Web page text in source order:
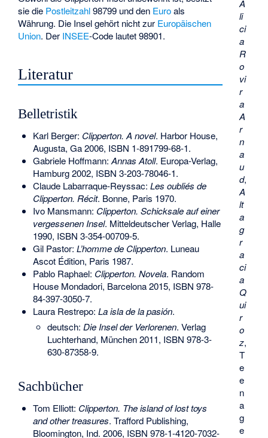
A
li
ci
a
R
o
vi
r
a
A
r
n
a
u
d,
A
lt
a
g
r
a
ci
a
Q
ui
r
o
z,
T
e
e
n
a
g
e
sie die Postleitzahl98799 und den Euroals
Währung. Die Insel gehört nicht zur Europäischen
Union. Der INSEE-Code lautet 98901.
Literatur
Belletristik
Karl Berger: Clipperton. A novel. Harbor House,
Augusta, Ga 2006, ISBN 1-891799-68-1.
Gabriele Hoffmann:Annas Atoll. Europa-Verlag,
Hamburg 2002, ISBN 3-203-78046-1.
Claude Labarraque-Reyssac: Les oubliés de
Clipperton. Récit. Bonne, Paris 1970.
Ivo Mansmann: Clipperton. Schicksale auf einer
vergessenen Insel. Mitteldeutscher Verlag, Halle
1990, ISBN 3-354-00709-5.
Gil Pastor: L’homme de Clipperton. Luneau
Ascot Édition, Paris 1987.
Pablo Raphael: Clipperton. Novela. Random
House Mondadori, Barcelona 2015, ISBN 978-
84-397-3050-7.
Laura Restrepo: La isla de la pasión.
deutsch:Die Insel der Verlorenen. Verlag
Luchterhand, München 2011, ISBN 978-3-
630-87358-9.
Sachbücher
Tom Elliott: Clipperton. The island of lost toys
and other treasures. Trafford Publishing,
Bloomington, Ind. 2006, ISBN 978-1-4120-7032-